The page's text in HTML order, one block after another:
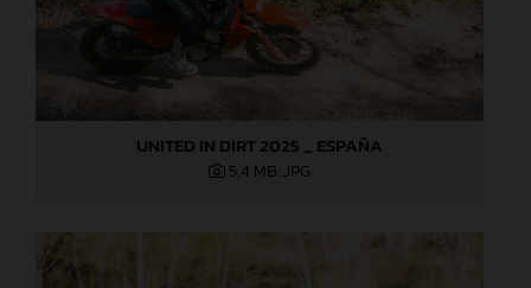
UNITED IN DIRT 2025 _ ESPAÑA
5,4 MB .JPG